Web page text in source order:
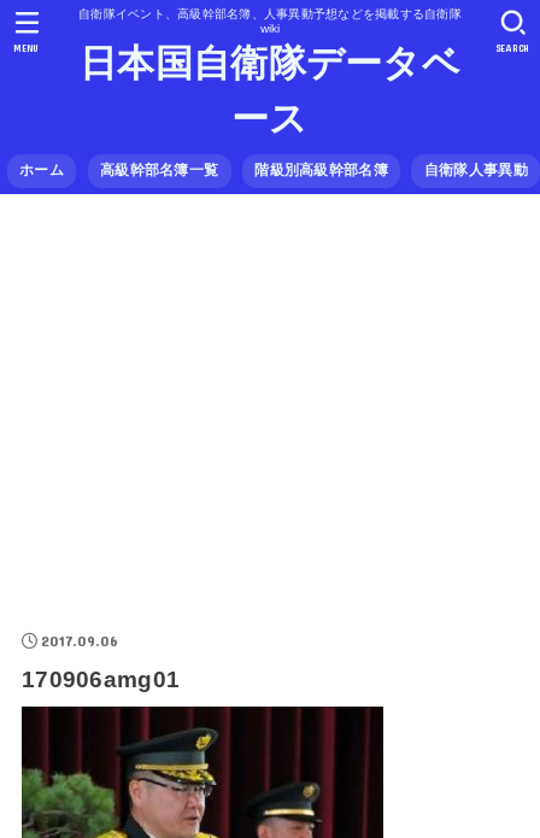
自衛隊イベント、高級幹部名簿、人事異動予想などを掲載する自衛隊
wiki
日本国自衛隊データベ
ース
ホーム 高級幹部名簿一覧 階級別高級幹部名簿 自衛隊人事異動
SEARCH
MENU
2017.09.06
170906amg01